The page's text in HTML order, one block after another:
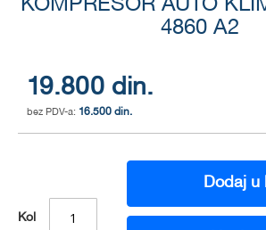
KOMPRESOR AUTO
4860 A2
19.800 din.
16.500 din.
Kol
Dodaj u
the
images
gallery